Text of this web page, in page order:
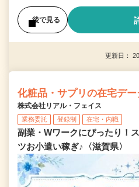
後で見る
更新日：
化粧品・サプリの在宅デー
株式会社リアル・フェイス
業務委託 登録制 在宅・内職
副業・Wワークにぴったり！
ツお小遣い稼ぎ♪〈滋賀県〉